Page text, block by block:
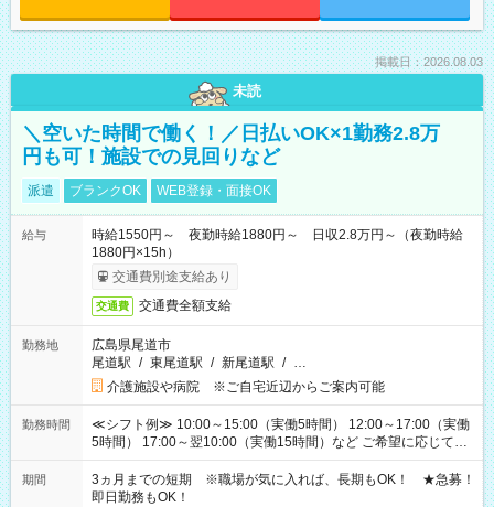
掲載日：2026.08.03
未読
＼空いた時間で働く！／日払いOK×1勤務2.8万
円も可！施設での見回りなど
派遣 ブランクOK WEB登録・面接OK
給与
時給1550円～ 夜勤時給1880円～ 日収2.8万円～（夜勤時給
1880円×15h）
交通費別途支給あり
交通費 交通費全額支給
勤務地
広島県尾道市
尾道駅 / 東尾道駅 / 新尾道駅 / …
介護施設や病院 ※ご自宅近辺からご案内可能
勤務時間
≪シフト例≫ 10:00～15:00（実働5時間） 12:00～17:00（実働
5時間） 17:00～翌10:00（実働15時間）など ご希望に応じて、
働く時間は調整できます！ お気軽に担当へ相談ください！
期間
3ヵ月までの短期 ※職場が気に入れば、長期もOK！ ★急募！
即日勤務もOK！